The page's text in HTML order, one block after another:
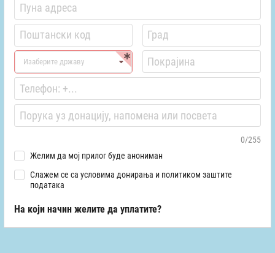
Изаберите државу
0/255
Желим да мој прилог буде анониман
Слажем се са условима донирања и политиком заштите
података
На који начин желите да уплатите?